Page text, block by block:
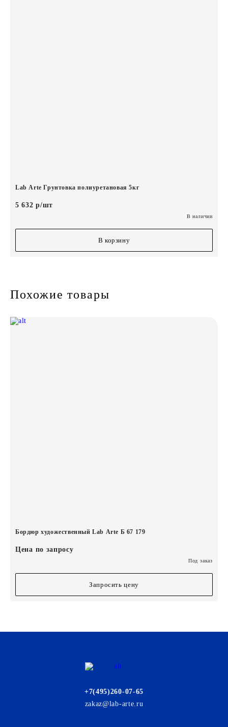
Lab Arte Грунтовка полиуретановая 5кг
5 632 р/шт
В наличии
В корзину
Похожие товары
Бордюр художественный Lab Arte Б 67 179
Цена по запросу
Под заказ
Запросить цену
+7(495)260-07-65
zakaz@lab-arte.ru